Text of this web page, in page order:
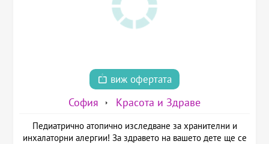
виж офертата
София Красота и Здраве
Педиатрично атопично изследване за хранителни и
инхалаторни алергии! За здравето на вашето дете ще се